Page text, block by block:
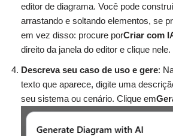
editor de diagrama. Você pode
arrastando e soltando elementos, se
em vez disso: procure porCriar com
direito da janela do editor e clique nele.
Descreva seu caso de uso e gere:
texto que aparece, digite uma
seu sistema ou cenário. Clique em